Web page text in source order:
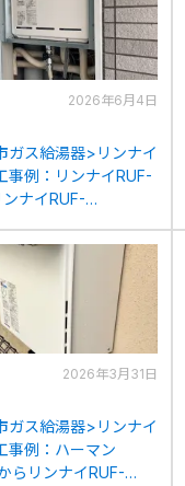
2026年6月4日
ガス給湯器>リンナイ
事例：リンナイRUF-
ナイRUF-
2026年3月31日
ガス給湯器>リンナイ
事例：ハーマン
らリンナイRUF-